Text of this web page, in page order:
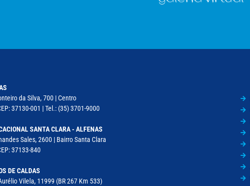
da Silva, 700 | Centro
37130-001 | Tel.: (35) 3701-9000
SANTA CLARA - ALFENAS
Sales, 2600 | Bairro Santa Clara
37133-840
DE CALDAS
Vilela, 11999 (BR 267 Km 533)